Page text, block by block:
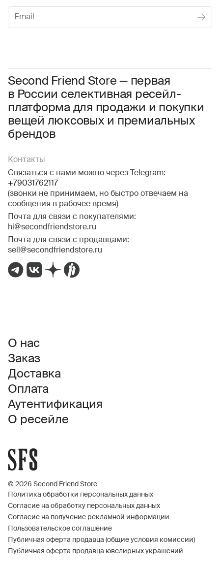
Second Friend Store — первая
в России селективная ресейл-
платформа для продажи и покупки
вещей люксовых и премиальных
брендов
Контакты
Связаться с нами можно через Telegram:
+79031762117
(звонки не принимаем, но быстро отвечаем на
сообщения в рабочее время)
Почта для связи с покупателями:
hi@secondfriendstore.ru
Почта для связи с продавцами:
sell@secondfriendstore.ru
Соглашаюсь с условиями Пользовательского соглашения
Даю согласие на получение рекламной информации.
О нас
Заказ
Доставка
Оплата
Аутентификация
О ресейле
© 2026 Second Friend Store
Политика обработки персональных данных
Согласие на обработку персональных данных
Согласие на получение рекламной информации
Пользовательское соглашение
Публичная оферта продавца (общие условия комиссии)
Публичная оферта продавца ювелирных украшений